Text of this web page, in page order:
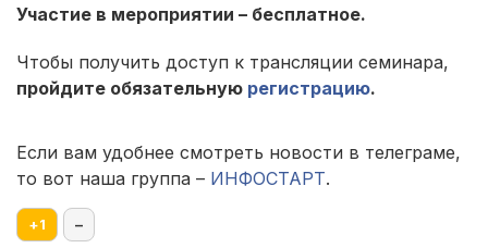
Участие в мероприятии – бесплатное.
Чтобы получить доступ к трансляции семинара,
пройдите обязательную регистрацию.
Если вам удобнее смотреть новости в телеграме,
то вот наша группа – ИНФОСТАРТ.
+1 –